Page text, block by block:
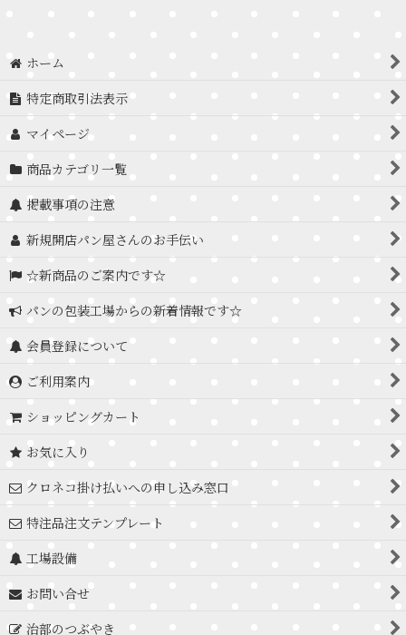
ホーム
特定商取引法表示
マイページ
商品カテゴリ一覧
掲載事項の注意
新規開店パン屋さんのお手伝い
☆新商品のご案内です☆
パンの包装工場からの新着情報です☆
会員登録について
ご利用案内
ショッピングカート
お気に入り
クロネコ掛け払いへの申し込み窓口
特注品注文テンプレート
工場設備
お問い合せ
治部のつぶやき